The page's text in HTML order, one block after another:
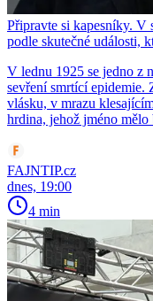
Připravte si kapesníky.
podle skutečné události,
V lednu 1925 se jedno z
sevření smrtící epidemie.
vlásku, v mrazu
hrdina, jehož jméno
FAJNTIP.cz
dnes, 19:00
4 min